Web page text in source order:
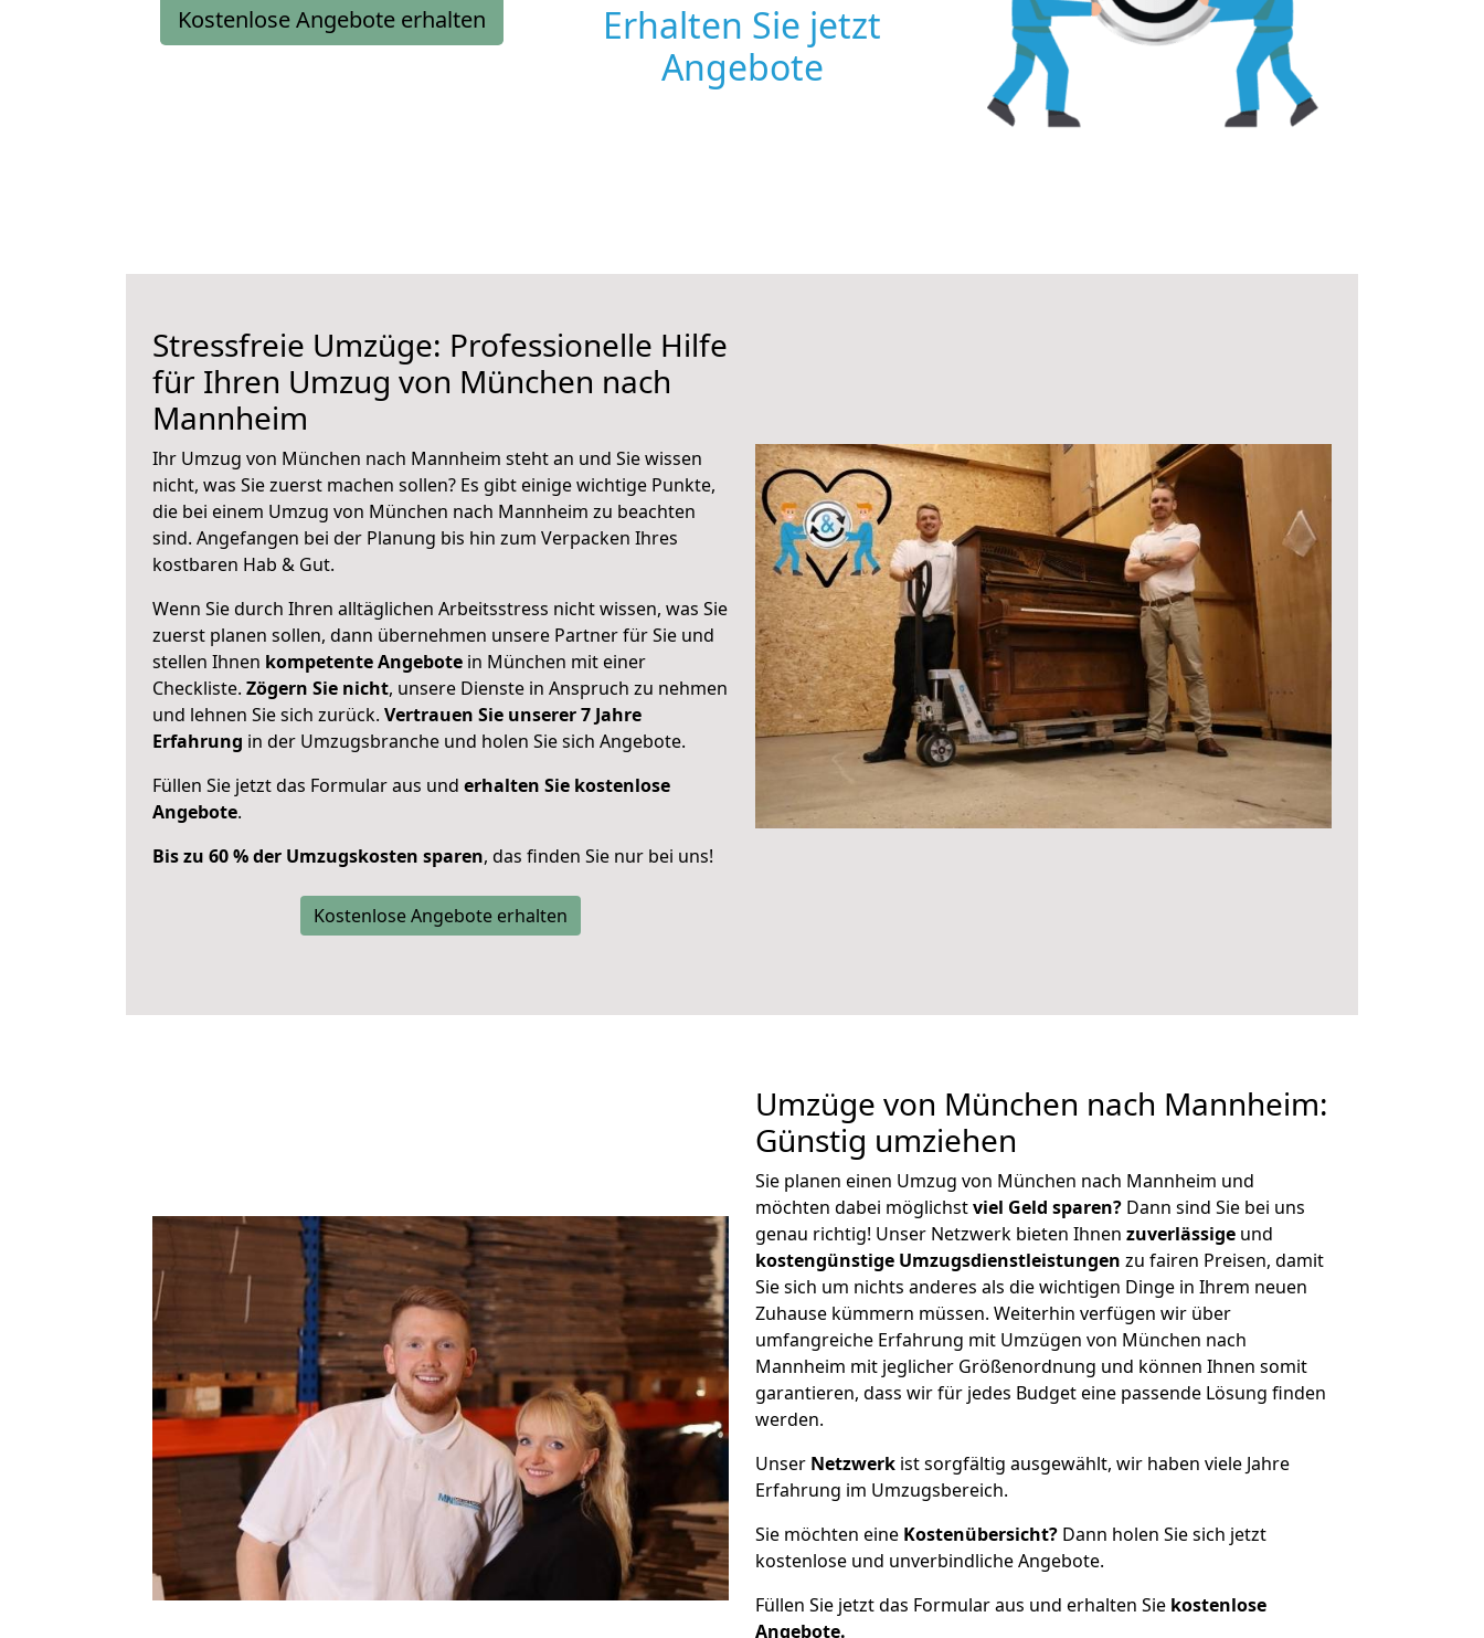
Kostenlose Angebote erhalten
Erhalten Sie jetzt
Angebote
Stressfreie Umzüge: Professionelle Hilfe
für Ihren Umzug von München nach
Mannheim
Ihr Umzug von München nach Mannheim steht an und Sie wissen
nicht, was Sie zuerst machen sollen? Es gibt einige wichtige Punkte,
die bei einem Umzug von München nach Mannheim zu beachten
sind. Angefangen bei der Planung bis hin zum Verpacken Ihres
kostbaren Hab & Gut.
Wenn Sie durch Ihren alltäglichen Arbeitsstress nicht wissen, was Sie
zuerst planen sollen, dann übernehmen unsere Partner für Sie und
stellen Ihnen kompetente Angebote in München mit einer
Checkliste. Zögern Sie nicht, unsere Dienste in Anspruch zu nehmen
und lehnen Sie sich zurück. Vertrauen Sie unserer 7 Jahre
Erfahrung in der Umzugsbranche und holen Sie sich Angebote.
Füllen Sie jetzt das Formular aus und erhalten Sie kostenlose
Angebote.
Bis zu 60 % der Umzugskosten sparen, das finden Sie nur bei uns!
Kostenlose Angebote erhalten
Umzüge von München nach Mannheim:
Günstig umziehen
Sie planen einen Umzug von München nach Mannheim und
möchten dabei möglichstviel Geld sparen? Dann sind Sie bei uns
genau richtig! Unser Netzwerk bieten Ihnen zuverlässige und
kostengünstige Umzugsdienstleistungen zu fairen Preisen, damit
Sie sich um nichts anderes als die wichtigen Dinge in Ihrem neuen
Zuhause kümmern müssen. Weiterhin verfügen wir über
umfangreiche Erfahrung mit Umzügen von München nach
Mannheim mit jeglicher Größenordnung und können Ihnen somit
garantieren, dass wir für jedes Budget eine passende Lösung finden
werden.
Unser Netzwerk ist sorgfältig ausgewählt, wir haben viele Jahre
Erfahrung im Umzugsbereich.
Sie möchten eine Kostenübersicht? Dann holen Sie sich jetzt
kostenlose und unverbindliche Angebote.
Füllen Sie jetzt das Formular aus und erhalten Sie kostenlose
Angebote.